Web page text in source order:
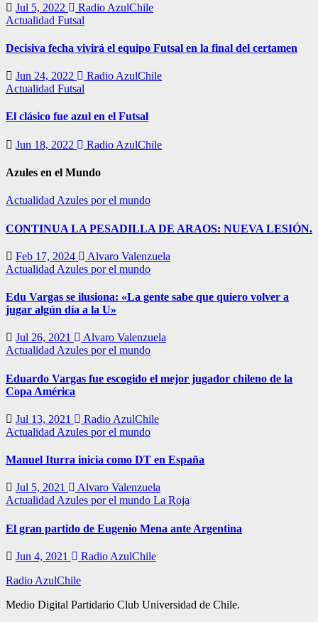
Jul 5, 2022
Radio AzulChile
Actualidad Futsal
Decisiva fecha vivirá el equipo Futsal en la final del certamen
Jun 24, 2022
Radio AzulChile
Actualidad Futsal
El clásico fue azul en el Futsal
Jun 18, 2022 Radio AzulChile
Azules en el Mundo
Actualidad Azules por el mundo
CONTINUA LA PESADILLA DE ARAOS: NUEVA LESIÓN.
Feb 17, 2024
Alvaro Valenzuela
Actualidad Azules por el mundo
Edu Vargas se ilusiona: «La gente sabe que quiero volver a
jugar algún día a la U»
Jul 26, 2021
Alvaro Valenzuela
Actualidad Azules por el mundo
Eduardo Vargas fue escogido el mejor jugador chileno de la
Copa América
Jul 13, 2021
Radio AzulChile
Actualidad Azules por el mundo
Manuel Iturra inicia como DT en España
Jul 5, 2021
Alvaro Valenzuela
Actualidad Azules por el mundo La Roja
El gran partido de Eugenio Mena ante Argentina
Jun 4, 2021
Radio AzulChile
Radio AzulChile
Medio Digital Partidario Club Universidad de Chile.